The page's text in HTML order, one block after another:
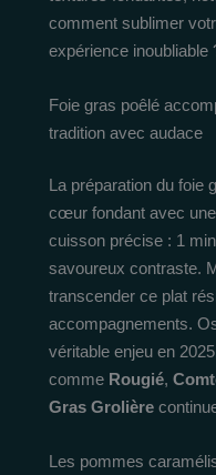
comment sublimer
expérience inoubliable
Foie gras poêlé
tradition avec audace
La préparation du foie
cœur fondant avec une
cuisson précise : 1
savoureux contraste.
transcender ce plat
accompagnements.
véritable enjeu en
comme Rougié,
Gras Grolière
Les pommes